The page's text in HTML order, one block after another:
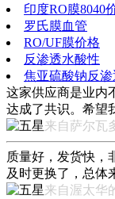
印度RO膜8040
罗氏膜血管
RO/UF膜价格
反渗透水酸性
焦亚硫酸钠反
这家供应商是业内
达成了共识。希望
来自萨尔瓦
质量好，发货快，
及时更换了，总体
来自渥太华